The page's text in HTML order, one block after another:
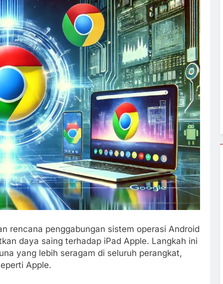
rencana penggabungan sistem operasi Android
daya saing terhadap iPad Apple. Langkah ini
yang lebih seragam di seluruh perangkat,
Apple.